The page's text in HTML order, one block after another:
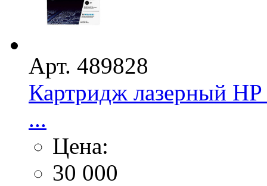
Арт. 489828
Картридж лазерный
...
Цена:
30 000